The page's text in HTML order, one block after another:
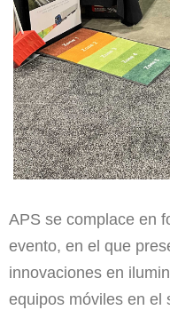
APS se complace en
evento, en el que
innovaciones en
equipos móviles en el